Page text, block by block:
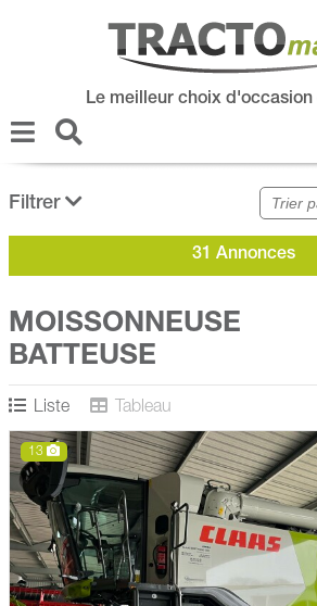
Le meilleur choix d'occasion
Filtrer
31 Annonces
MOISSONNEUSE
BATTEUSE
Liste Tableau
13